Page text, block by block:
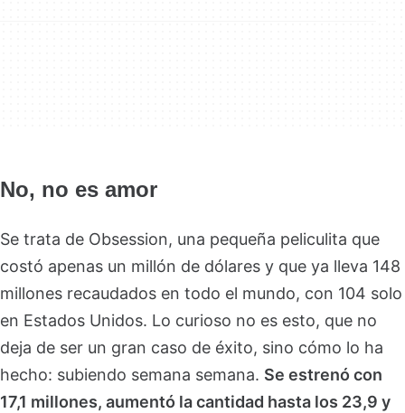
No, no es amor
Se trata de Obsession, una pequeña peliculita que
costó apenas un millón de dólares y que ya lleva 148
millones recaudados en todo el mundo, con 104 solo
en Estados Unidos. Lo curioso no es esto, que no
deja de ser un gran caso de éxito, sino cómo lo ha
hecho: subiendo semana semana. Se estrenó con
17,1 millones, aumentó la cantidad hasta los 23,9 y